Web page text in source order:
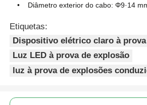
Diâmetro exterior do cabo: Φ9·14
Etiquetas:
Dispositivo elétrico claro à
Luz LED à prova de explosão
luz à prova de explosões